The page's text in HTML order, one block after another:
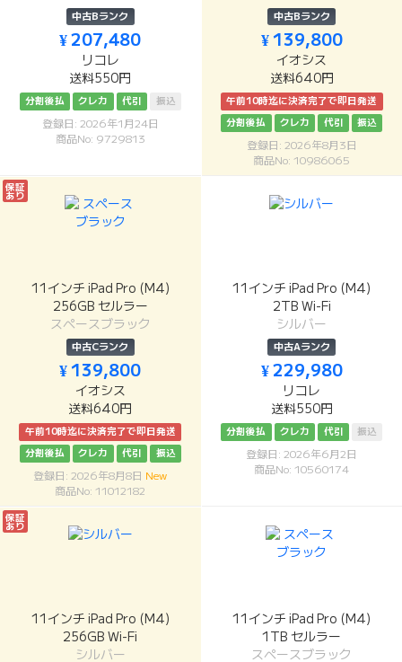
中古Bランク
¥ 207,480
リコレ
送料550円
分割後払 クレカ 代引 振込
登録日: 2026年1月24日
商品No: 9729813
中古Bランク
¥ 139,800
イオシス
送料640円
午前10時迄に決済完了で即日発送
分割後払
クレカ 代引 振込
登録日: 2026年8月3日
商品No: 10986065
保証
あり
11インチ iPad Pro (M4)
256GB セルラー
スペースブラック
中古Cランク
¥ 139,800
イオシス
送料640円
午前10時迄に決済完了で即日発送
分割後払
クレカ 代引 振込
登録日: 2026年8月8日 New
商品No: 11012182
11インチ iPad Pro (M4)
2TB Wi-Fi
シルバー
中古Aランク
¥ 229,980
リコレ
送料550円
分割後払 クレカ 代引 振込
登録日: 2026年6月2日
商品No: 10560174
保証
あり
11インチ iPad Pro (M4)
256GB Wi-Fi
シルバー
11インチ iPad Pro (M4)
1TB セルラー
スペースブラック